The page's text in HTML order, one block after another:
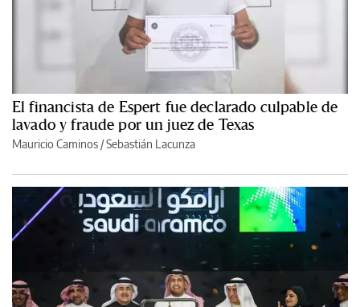
El financista de Espert fue declarado culpable de
lavado y fraude por un juez de Texas
Mauricio Caminos /Sebastián Lacunza